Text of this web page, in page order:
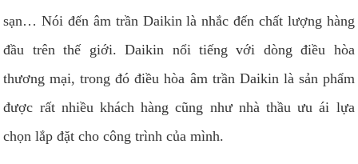
sạn… Nói đến âm trần Daikin là nhắc đến chất lượng hàng
đầu trên thế giới. Daikin nổi tiếng với dòng điều hòa
thương mại, trong đó điều hòa âm trần Daikin là sản phẩm
được rất nhiều khách hàng cũng như nhà thầu ưu ái lựa
chọn lắp đặt cho công trình của mình.